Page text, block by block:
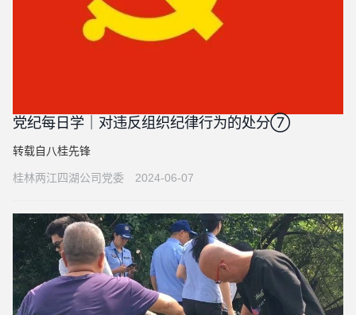
党纪每日学｜对违反组织纪律行为的处分⑦
转载自八桂先锋
桂林两江四湖公司党委 2024-06-07